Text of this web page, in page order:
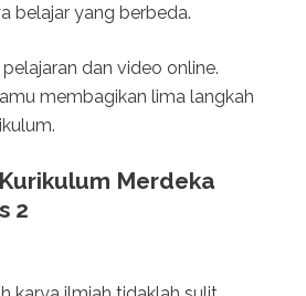
belajar yang berbeda.
dan video online.
membagikan lima langkah
Merdeka
2